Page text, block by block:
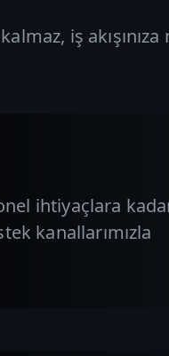
iş
ihtiyaçlara
kanallarımızla